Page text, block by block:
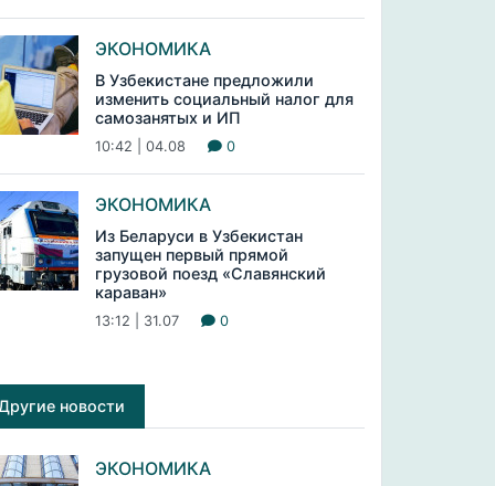
ЭКОНОМИКА
В Узбекистане предложили
изменить социальный налог для
самозанятых и ИП
10:42 | 04.08 0
ЭКОНОМИКА
Из Беларуси в Узбекистан
запущен первый прямой
грузовой поезд «Славянский
караван»
13:12 | 31.07 0
новости
ЭКОНОМИКА